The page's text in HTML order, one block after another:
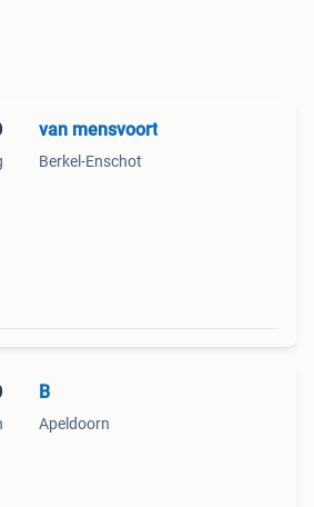
van mensvoort
Berkel-Enschot
B
Apeldoorn